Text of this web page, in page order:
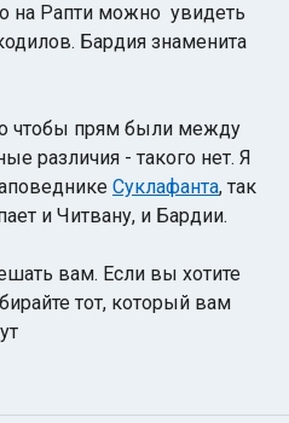
на Рапти можно увидеть
Бардия знаменита
чтобы прям были между
различия - такого нет. Я
Суклафанта, так
и Читвану, и Бардии.
вам. Если вы хотите
тот, который вам